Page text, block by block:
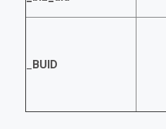
BUID